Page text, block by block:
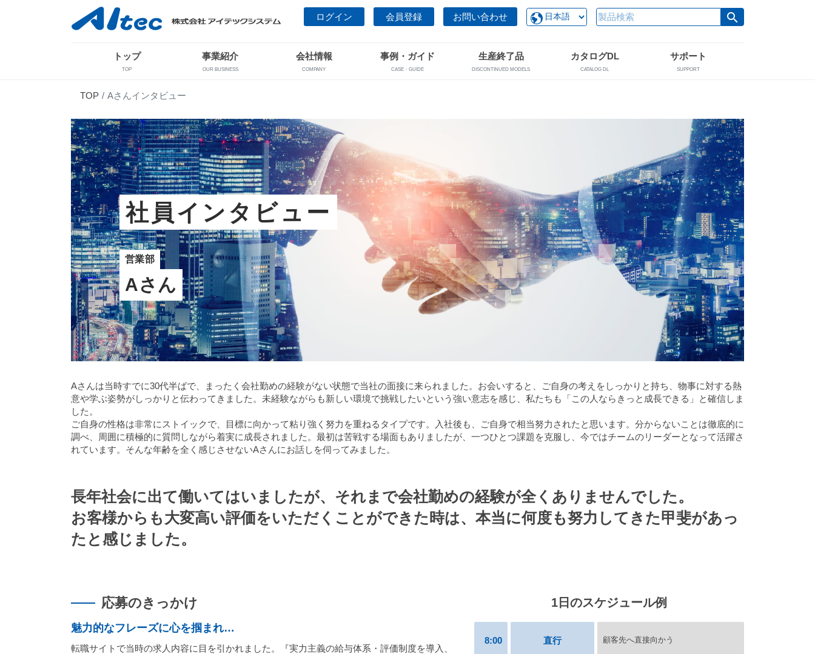
ログイン 会員登録 お問い合わせ search
トップ
TOP
事業紹介
OUR BUSINESS
会社情報
COMPANY
事例・ガイド
CASE・GUIDE
生産終了品
DISCONTINUED MODELS
カタログDL
CATALOG DL
サポート
SUPPORT
TOP Aさんインタビュー
社員 インタビュー
営業部
Aさん
Aさんは当時すでに30代半ばで、まったく会社勤めの経験がない状態で当社の面接に来られました。お会いすると、ご自身の考えをしっかりと持ち、物事に対する熱
意や学ぶ姿勢がしっかりと伝わってきました。未経験ながらも新しい環境で挑戦したいという強い意志を感じ、私たちも「この人ならきっと成長できる」と確信しま
した。
ご自身の性格は非常にストイックで、目標に向かって粘り強く努力を重ねるタイプです。入社後も、ご自身で相当努力されたと思います。分からないことは徹底的に
調べ、周囲に積極的に質問しながら着実に成長されました。最初は苦戦する場面もありましたが、一つひとつ課題を克服し、今ではチームのリーダーとなって活躍さ
れています。そんな年齢を全く感じさせないAさんにお話しを伺ってみました。
長年社会に出て働いてはいましたが、それまで会社勤めの経験が全くありませんでした。
お客様からも大変高い評価をいただくことができた時は、本当に何度も努力してきた甲斐があっ
たと感じました。
1日のスケジュール例
8:00 直行 顧客先へ直接向かう
応募のきっかけ
魅力的なフレーズに心を掴まれ…
転職サイトで当時の求人内容に目を引かれました。『実力主義の給与体系・評価制度を導入、